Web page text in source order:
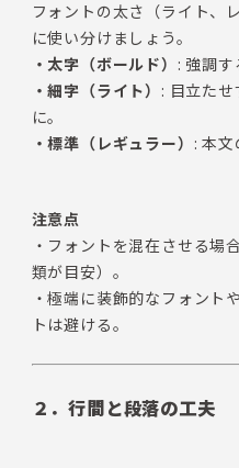
フォントの太さ（ライト、
に使い分けましょう。
・太字（ボールド） : 強調す
・細字（ライト） : 目立た
に。
・標準（レギュラー） : 本文
注意点
・フォントを混在させる場
類が目安）。
・極端に装飾的なフォント
トは避ける。
２．行間と段落の工夫